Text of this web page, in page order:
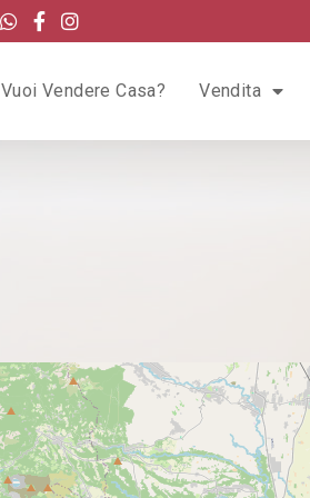
Vuoi Vendere Casa? Vendita